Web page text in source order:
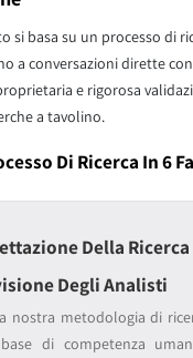
si basa su un processo di
a conversazioni dirette
e rigorosa
a tavolino.
Di Ricerca In 6
Della Ricerca
Degli Analisti
nostra metodologia di
di competenza